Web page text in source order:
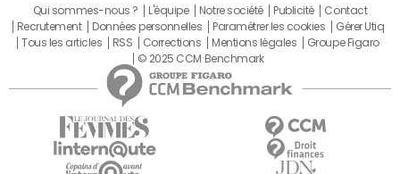
Qui sommes-nous ? L'équipe Notre société Publicité
Contact
Recrutement
Données personnelles Paramétrer les cookies
Gérer Utiq
Tous les articles
RSS Corrections Mentions légales
Groupe Figaro
© 2025 CCM Benchmark